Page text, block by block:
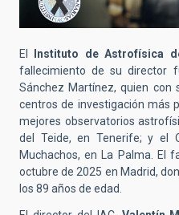
El Instituto de Astrofísica
fallecimiento de su director
Sánchez Martínez, quien con
centros de investigación más
mejores observatorios
del Teide, en Tenerife; y el
Muchachos, en La Palma. El
octubre de 2025 en Madrid,
los 89 años de edad.